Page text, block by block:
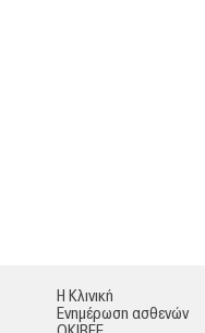
Η Κλινική
Ενημέρωση ασθενών